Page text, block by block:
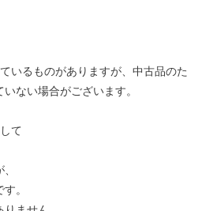
いるものがありますが、中古品のた
ない場合がございます。
て
。